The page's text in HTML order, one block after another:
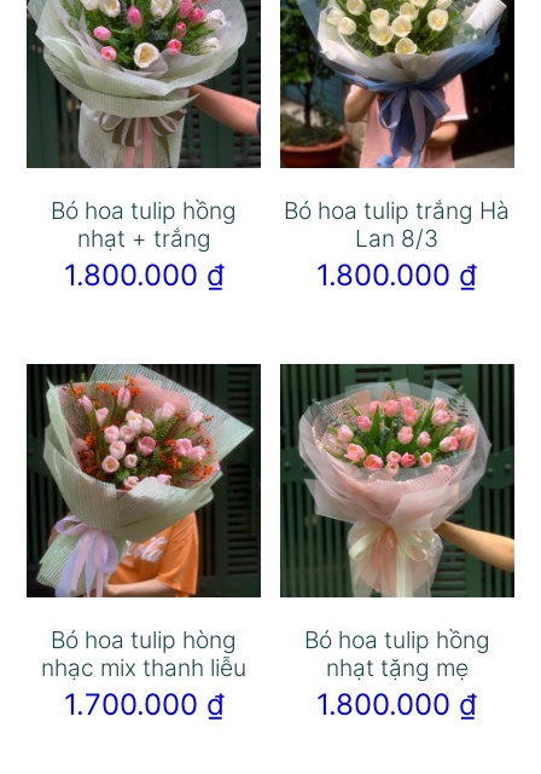
Bó hoa tulip hồng
nhạt + trắng
1.800.000 ₫
Bó hoa tulip trắng Hà
Lan 8/3
1.800.000 ₫
Bó hoa tulip hòng
nhạc mix thanh liễu
1.700.000 ₫
Bó hoa tulip hồng
nhạt tặng mẹ
1.800.000 ₫